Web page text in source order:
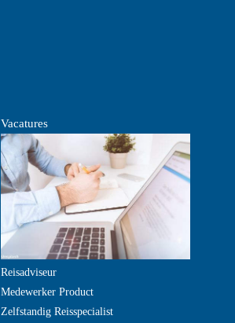
Vacatures
Reisadviseur
Medewerker Product
Zelfstandig Reisspecialist